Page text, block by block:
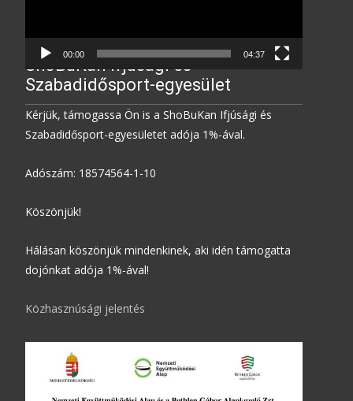
00:00 04:37
ShoBuKan Ifjúsági és
Szabadidősport-egyesület
Kérjük, támogassa Ön is a ShoBuKan Ifjúsági és
Szabadidősport-egyesületet adója 1%-ával.
Adószám: 18574564-1-10
Köszönjük!
Hálásan köszönjük mindenkinek, aki idén támogatta
dojónkat adója 1%-ával!
Közhasznúsági jelentés